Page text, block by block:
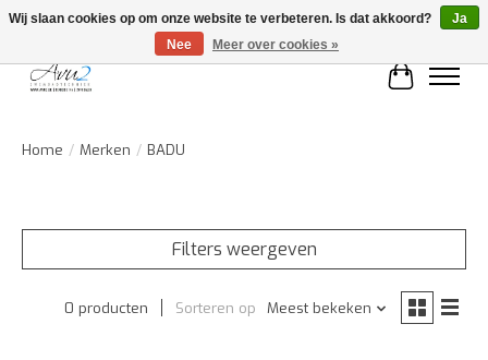
Home / Merken / BADU
Filters weergeven
0 producten Sorteren op Meest bekeken
Wij slaan cookies op om onze website te verbeteren. Is dat akkoord?
Ja
Nee
Meer over cookies »